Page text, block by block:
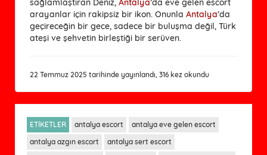
sağlamlaştıran Deniz, Antalya’da eve gelen escort
arayanlar için rakipsiz bir ikon. Onunla Antalya’da
geçireceğin bir gece, sadece bir buluşma değil, Türk
ateşi ve şehvetin birleştiği bir serüven.
22 Temmuz 2025 tarihinde yayınlandı, 316 kez okundu
ETİKETLER antalya escort
antalya eve gelen escort
antalya azgın escort
antalya sert escort